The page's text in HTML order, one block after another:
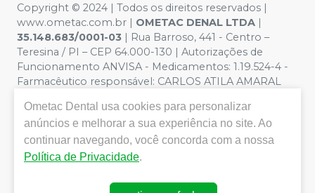
Copyright © 2024 | Todos os direitos reservados |
www.ometac.com.br | OMETAC DENAL LTDA |
35.148.683/0001-03 | Rua Barroso, 441 - Centro –
Teresina / PI – CEP 64.000-130 | Autorizações de
Funcionamento ANVISA - Medicamentos: 1.19.524-4 -
Farmacêutico responsável: CARLOS ATILA AMARAL
Segurança - Fotos meramente ilustrativas - Os preços e
condições da loja virtual estão sujeitos a alterações. Em
caso de divergência de preços no site, o valor válido é o
do Carrinho de Compra. Não vendemos por atacado
compras de grandes volumes pelo site.
Ometac Dental usa cookies para personalizar
anúncios e melhorar a sua experiência no site. Ao
continuar navegando, você concorda com a nossa
Política de Privacidade.